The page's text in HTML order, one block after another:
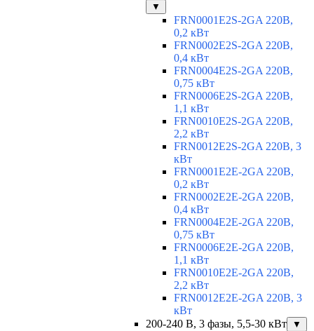
▼
FRN0001E2S-2GA 220В,
0,2 кВт
FRN0002E2S-2GA 220В,
0,4 кВт
FRN0004E2S-2GA 220В,
0,75 кВт
FRN0006E2S-2GA 220В,
1,1 кВт
FRN0010E2S-2GA 220В,
2,2 кВт
FRN0012E2S-2GA 220В, 3
кВт
FRN0001E2E-2GA 220В,
0,2 кВт
FRN0002E2E-2GA 220В,
0,4 кВт
FRN0004E2E-2GA 220В,
0,75 кВт
FRN0006E2E-2GA 220В,
1,1 кВт
FRN0010E2E-2GA 220В,
2,2 кВт
FRN0012E2E-2GA 220В, 3
кВт
200-240 В, 3 фазы, 5,5-30 кВт
▼